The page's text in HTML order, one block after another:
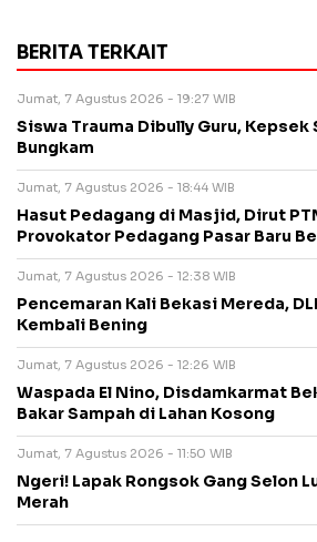
BERITA TERKAIT
Jumat, 7 Agustus 2026 - 19:27 WIB
Siswa Trauma Dibully Guru, Kepsek
Bungkam
Jumat, 7 Agustus 2026 - 18:44 WIB
Hasut Pedagang di Masjid, Dirut
Provokator Pedagang Pasar Baru
Jumat, 7 Agustus 2026 - 12:38 WIB
Pencemaran Kali Bekasi Mereda,
Kembali Bening
Jumat, 7 Agustus 2026 - 12:26 WIB
Waspada El Nino, Disdamkarmat
Bakar Sampah di Lahan Kosong
Jumat, 7 Agustus 2026 - 11:50 WIB
Ngeri! Lapak Rongsok Gang Selon
Merah